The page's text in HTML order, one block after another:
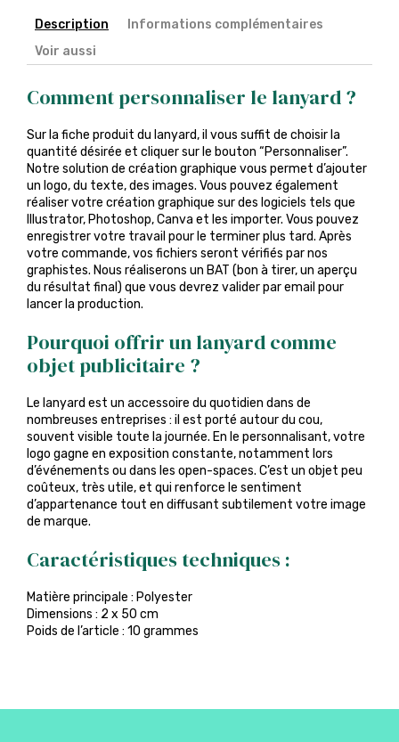
Description
Informations complémentaires
Voir aussi
Comment personnaliser le lanyard ?
Sur la fiche produit du lanyard, il vous suffit de choisir la
quantité désirée et cliquer sur le bouton “Personnaliser”.
Notre solution de création graphique vous permet d’ajouter
un logo, du texte, des images. Vous pouvez également
réaliser votre création graphique sur des logiciels tels que
Illustrator, Photoshop, Canva et les importer. Vous pouvez
enregistrer votre travail pour le terminer plus tard. Après
votre commande, vos fichiers seront vérifiés par nos
graphistes. Nous réaliserons un BAT (bon à tirer, un aperçu
du résultat final) que vous devrez valider par email pour
lancer la production.
Pourquoi offrir un lanyard comme
objet publicitaire ?
Le lanyard est un accessoire du quotidien dans de
nombreuses entreprises : il est porté autour du cou,
souvent visible toute la journée. En le personnalisant, votre
logo gagne en exposition constante, notamment lors
d’événements ou dans les open-spaces. C’est un objet peu
coûteux, très utile, et qui renforce le sentiment
d’appartenance tout en diffusant subtilement votre image
de marque.
Caractéristiques techniques :
Matière principale : Polyester
Dimensions : 2 x 50 cm
Poids de l’article : 10 grammes